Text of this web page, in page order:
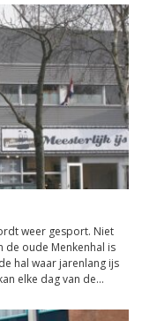
weer gesport. Niet
de oude Menkenhal is
hal waar jarenlang ijs
elke dag van de...